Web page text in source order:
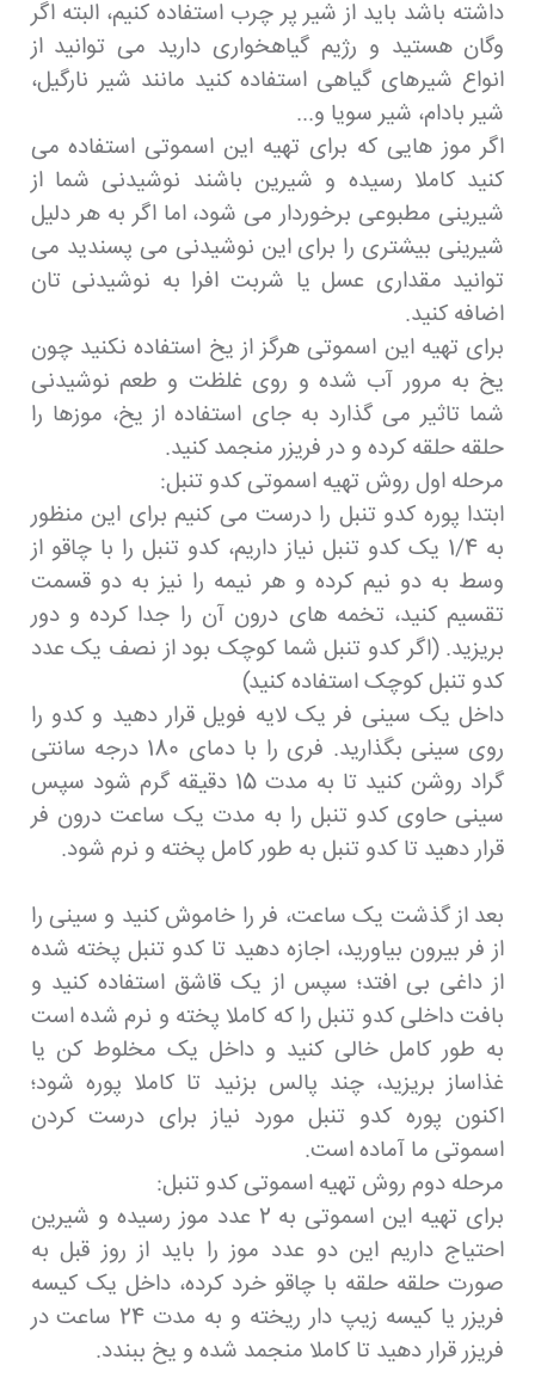
داشته باشد باید از شیر پر چرب استفاده کنیم، البته اگر
وگان هستید و رژیم گیاهخواری دارید می توانید از
انواع شیرهای گیاهی استفاده کنید مانند شیر نارگیل،
شیر بادام، شیر سویا و...
اگر موز هایی که برای تهیه این اسموتی استفاده می
کنید کاملا رسیده و شیرین باشند نوشیدنی شما از
شیرینی مطبوعی برخوردار می شود، اما اگر به هر دلیل
شیرینی بیشتری را برای این نوشیدنی می پسندید می
توانید مقداری عسل یا شربت افرا به نوشیدنی تان
اضافه کنید.
برای تهیه این اسموتی هرگز از یخ استفاده نکنید چون
یخ به مرور آب شده و روی غلظت و طعم نوشیدنی
شما تاثیر می گذارد به جای استفاده از یخ، موزها را
حلقه حلقه کرده و در فریزر منجمد کنید.
مرحله اول روش تهیه اسموتی کدو تنبل:
ابتدا پوره کدو تنبل را درست می کنیم برای این منظور
به 1/4 یک کدو تنبل نیاز داریم، کدو تنبل را با چاقو از
وسط به دو نیم کرده و هر نیمه را نیز به دو قسمت
تقسیم کنید، تخمه های درون آن را جدا کرده و دور
بریزید. (اگر کدو تنبل شما کوچک بود از نصف یک عدد
کدو تنبل کوچک استفاده کنید)
داخل یک سینی فر یک لایه فویل قرار دهید و کدو را
روی سینی بگذارید. فری را با دمای 180 درجه سانتی
گراد روشن کنید تا به مدت 15 دقیقه گرم شود سپس
سینی حاوی کدو تنبل را به مدت یک ساعت درون فر
قرار دهید تا کدو تنبل به طور کامل پخته و نرم شود.
بعد از گذشت یک ساعت، فر را خاموش کنید و سینی را
از فر بیرون بیاورید، اجازه دهید تا کدو تنبل پخته شده
از داغی بی افتد؛ سپس از یک قاشق استفاده کنید و
بافت داخلی کدو تنبل را که کاملا پخته و نرم شده است
به طور کامل خالی کنید و داخل یک مخلوط کن یا
غذاساز بریزید، چند پالس بزنید تا کاملا پوره شود؛
اکنون پوره کدو تنبل مورد نیاز برای درست کردن
اسموتی ما آماده است.
مرحله دوم روش تهیه اسموتی کدو تنبل:
برای تهیه این اسموتی به 2 عدد موز رسیده و شیرین
احتیاج داریم این دو عدد موز را باید از روز قبل به
صورت حلقه حلقه با چاقو خرد کرده، داخل یک کیسه
فریزر یا کیسه زیپ دار ریخته و به مدت 24 ساعت در
فریزر قرار دهید تا کاملا منجمد شده و یخ ببندد.